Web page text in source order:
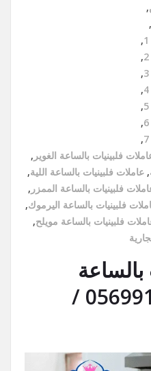
,
,
,
,
,
,
,
,
,
فلبينيات بالساعة الغوير ,
, عاملات فلبينيات بالساعة اللية,
فلبينيات بالساعة الممزر ,
فلبينيات بالساعة اليرموك,
فلبينيات بالساعة مويلح,
بالساعة
الشارقة /0569913636 /